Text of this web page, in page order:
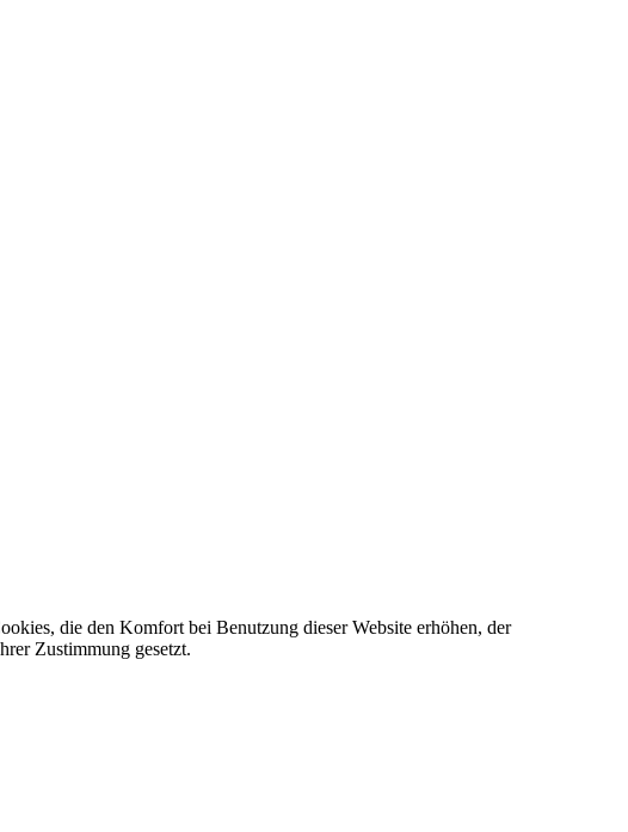
die den Komfort bei Benutzung dieser Website erhöhen, der
Zustimmung gesetzt.